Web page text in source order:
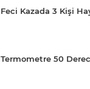
Feci Kazada 3 Kişi
Termometre 50